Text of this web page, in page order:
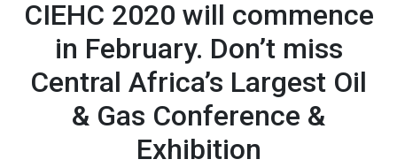
CIEHC 2020 will commence
in February. Don’t miss
Central Africa’s Largest Oil
& Gas Conference &
Exhibition